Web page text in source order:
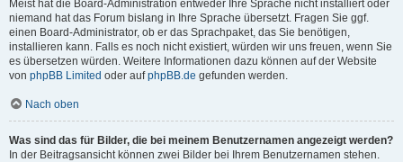
Meist hat die Board-Administration entweder Ihre Sprache nicht installiert oder
niemand hat das Forum bislang in Ihre Sprache übersetzt. Fragen Sie ggf.
einen Board-Administrator, ob er das Sprachpaket, das Sie benötigen,
installieren kann. Falls es noch nicht existiert, würden wir uns freuen, wenn Sie
es übersetzen würden. Weitere Informationen dazu können auf der Website
von phpBB Limited oder aufphpBB.de gefunden werden.
Nach oben
Was sind das für Bilder, die bei meinem Benutzernamen angezeigt werden?
In der Beitragsansicht können zwei Bilder bei Ihrem Benutzernamen stehen.